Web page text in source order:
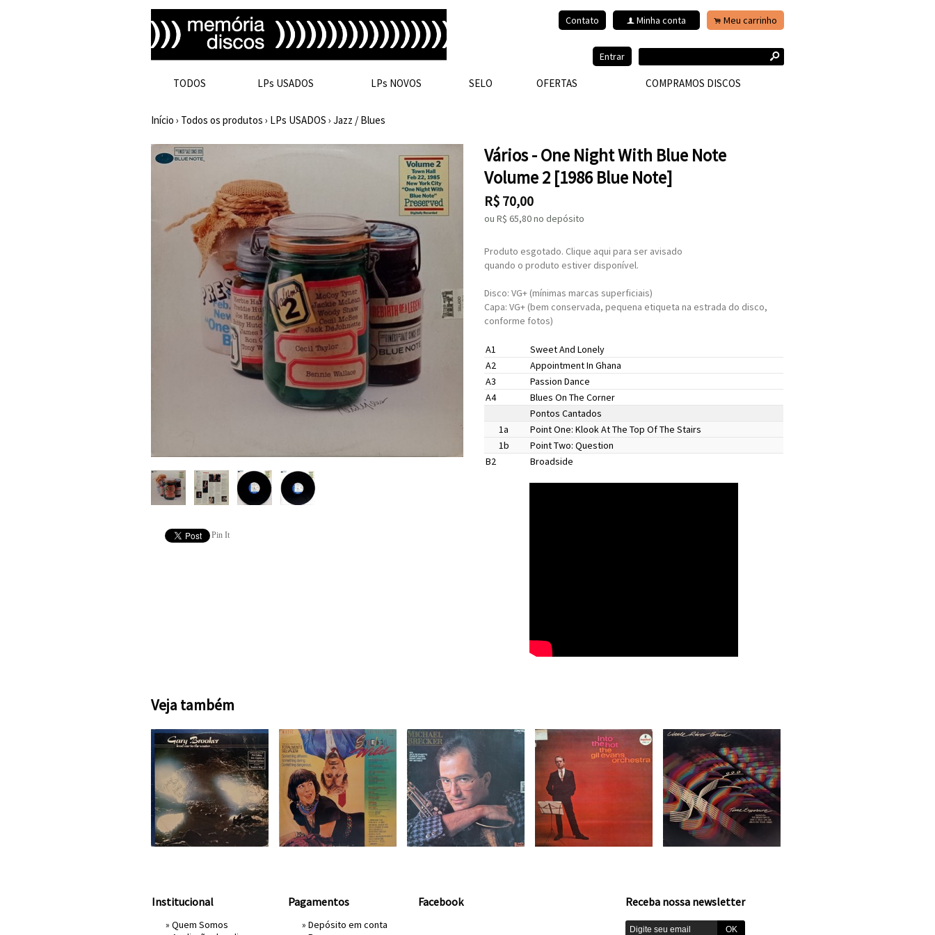
Contato f Minha conta . Meu carrinho
Entrar s
TODOS LPs USADOS LPs NOVOS SELO OFERTAS COMPRAMOS DISCOS
Início › Todos os produtos › LPs USADOS › Jazz / Blues
Pin It
Vários - One Night With Blue Note
Volume 2 [1986 Blue Note]
R$ 70,00
ou R$ 65,80no depósito
Produto esgotado. Clique aqui para ser avisado
quando o produto estiver disponível.
Disco: VG+ (mínimas marcas superficiais)
Capa: VG+ (bem conservada, pequena etiqueta na estrada do disco,
conforme fotos)
A1
Sweet And Lonely
A2
Appointment In Ghana
A3
Passion Dance
A4
Blues On The Corner
Pontos Cantados
1a
Point One: Klook At The Top Of The Stairs
1b
Point Two: Question
B2
Broadside
Veja também
Institucional
» Quem Somos
Pagamentos
» Depósito em conta
Facebook Receba nossa newsletter